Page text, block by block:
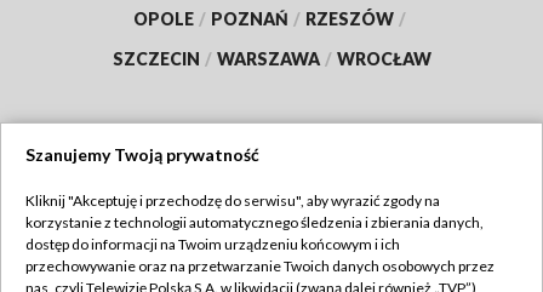
OPOLE / POZNAŃ / RZESZÓW /
SZCZECIN / WARSZAWA / WROCŁAW
TVP
Abonament TVP
Regulamin TVP
Szanujemy Twoją prywatność
Kliknij "Akceptuję i przechodzę do serwisu", aby wyrazić zgody na
korzystanie z technologii automatycznego śledzenia i zbierania danych,
dostęp do informacji na Twoim urządzeniu końcowym i ich
przechowywanie oraz na przetwarzanie Twoich danych osobowych przez
nas, czyli Telewizję Polską S.A. w likwidacji (zwaną dalej również „TVP”),